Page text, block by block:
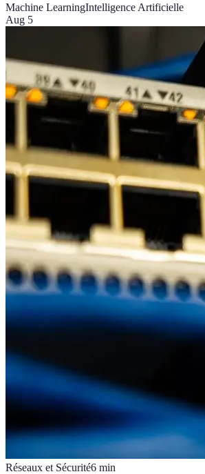
Machine LearningIntelligence Artificielle
Aug 5
Réseaux et Sécurité6 min